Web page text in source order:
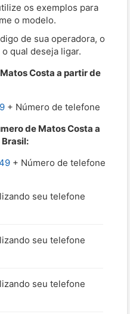
os exemplos para
o modelo.
de sua operadora, o
qual deseja ligar.
Costa a partir de
+ Número de telefone
de Matos Costa a
+ Número de telefone
seu telefone
seu telefone
seu telefone